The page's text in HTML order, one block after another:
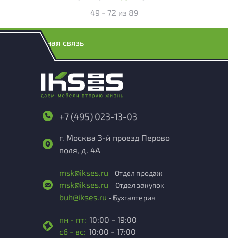
49 - 72 из 89
Обратная связь
+7 (495) 023-13-03
г. Москва 3-й проезд Перово
поля, д. 4А
msk@ikses.ru - Отдел продаж
msk@ikses.ru - Отдел закупок
buh@ikses.ru - Бухгалтерия
пн - пт: 10:00 - 19:00
сб - вс: 10:00 - 17:00